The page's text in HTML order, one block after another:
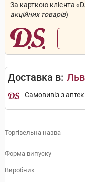
За карткою клієнта
акційних товарів)
Доставка в:
Самовивіз з
Торгівельна назва
Форма випуску
Виробник